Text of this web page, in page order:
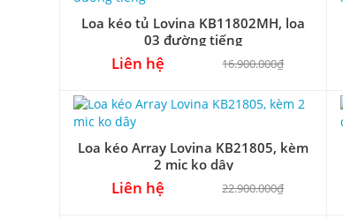
Loa kéo tủ Lovina KB11802MH, loa
03 đường tiếng
Liên hệ 16.900.000₫
Loa kéo Array Lovina KB21805, kèm
2 mic ko dây
Liên hệ 22.900.000₫